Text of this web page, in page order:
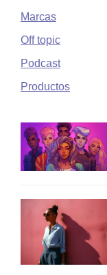
Marcas
Off topic
Podcast
Productos